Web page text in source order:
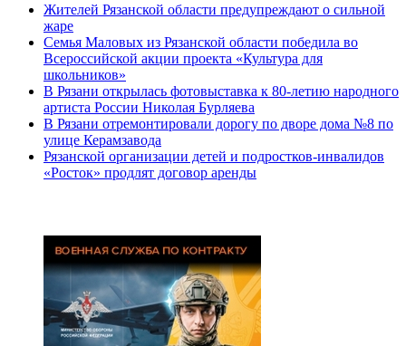
Жителей Рязанской области предупреждают о сильной
жаре
Семья Маловых из Рязанской области победила во
Всероссийской акции проекта «Культура для
школьников»
В Рязани открылась фотовыставка к 80-летию народного
артиста России Николая Бурляева
В Рязани отремонтировали дорогу по дворе дома №8 по
улице Керамзавода
Рязанской организации детей и подростков-инвалидов
«Росток» продлят договор аренды